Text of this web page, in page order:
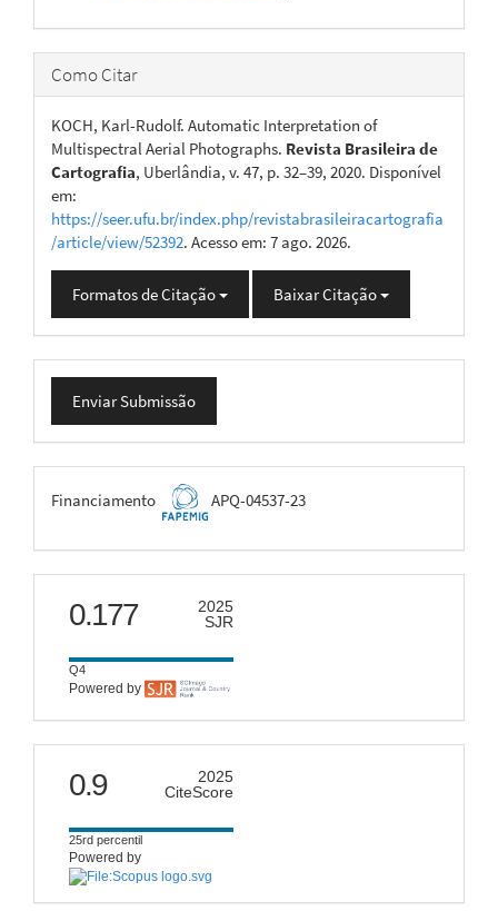
Como Citar
KOCH, Karl-Rudolf. Automatic Interpretation of
Multispectral Aerial Photographs. Revista Brasileira de
Cartografia, Uberlândia, v. 47, p. 32–39, 2020. Disponível
em:
https://seer.ufu.br/index.php/revistabrasileiracartografia
/article/view/52392. Acesso em: 7 ago. 2026.
Formatos de Citação Baixar Citação
Enviar
Submissão
Enviar Submissão
FAPEMIG
Financiamento APQ-04537-23
scimago
0.177
2025
SJR
Q4
Powered by
citescore
0.9
2025
CiteScore
25rd percentil
Powered by